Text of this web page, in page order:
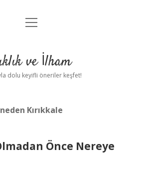
Anasayfa
Yasal Uyarı
menüyü
ve İlham
dolu keyifli öneriler keşfet!
Kırıkkale
Önce Nereye